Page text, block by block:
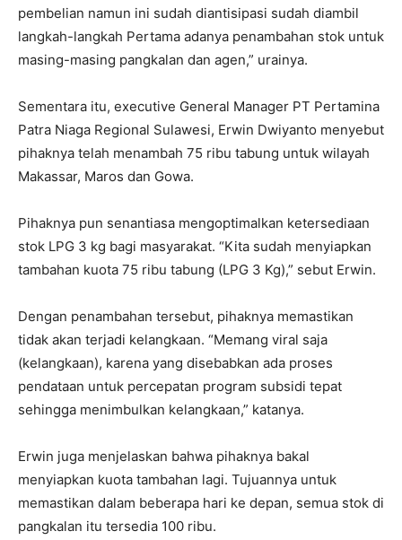
pembelian namun ini sudah diantisipasi sudah diambil
langkah-langkah Pertama adanya penambahan stok untuk
masing-masing pangkalan dan agen,” urainya.
Sementara itu, executive General Manager PT Pertamina
Patra Niaga Regional Sulawesi, Erwin Dwiyanto menyebut
pihaknya telah menambah 75 ribu tabung untuk wilayah
Makassar, Maros dan Gowa.
Pihaknya pun senantiasa mengoptimalkan ketersediaan
stok LPG 3 kg bagi masyarakat. “Kita sudah menyiapkan
tambahan kuota 75 ribu tabung (LPG 3 Kg),” sebut Erwin.
Dengan penambahan tersebut, pihaknya memastikan
tidak akan terjadi kelangkaan. “Memang viral saja
(kelangkaan), karena yang disebabkan ada proses
pendataan untuk percepatan program subsidi tepat
sehingga menimbulkan kelangkaan,” katanya.
Erwin juga menjelaskan bahwa pihaknya bakal
menyiapkan kuota tambahan lagi. Tujuannya untuk
memastikan dalam beberapa hari ke depan, semua stok di
pangkalan itu tersedia 100 ribu.